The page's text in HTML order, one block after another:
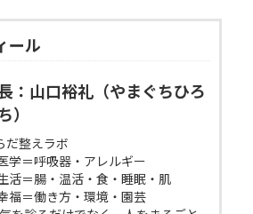
ール
：山口裕礼（やまぐちひろ
）
だ整えラボ
学＝呼吸器・アレルギー
活＝腸・温活・食・睡眠・肌
福＝働き方・環境・園芸